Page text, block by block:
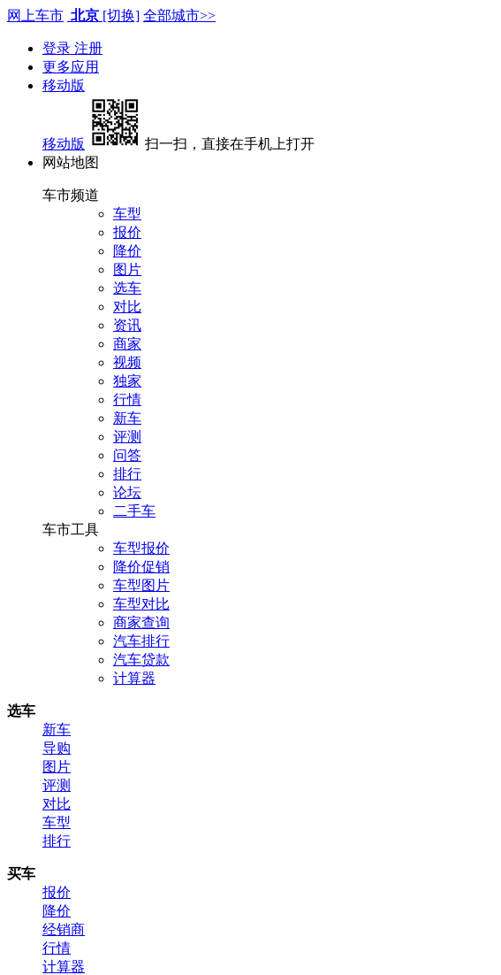
网上车市 北京 [切换] 全部城市>>
登录 注册
更多应用
移动版
移动版
扫一扫，直接在手机上打开
网站地图
车市频道
车型
报价
降价
图片
选车
对比
资讯
商家
视频
独家
行情
新车
评测
问答
排行
论坛
二手车
车市工具
车型报价
降价促销
车型图片
车型对比
商家查询
汽车排行
汽车贷款
计算器
选车
新车
导购
图片
评测
对比
车型
排行
买车
报价
降价
经销商
行情
计算器